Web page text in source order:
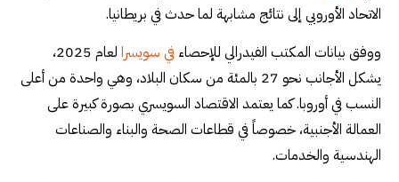
الاتحاد الأوروبي إلى نتائج مشابهة لما حدث في بريطانيا.
ووفق بيانات المكتب الفيدرالي للإحصاء في سويسرا
لعام 2025،
يشكل الأجانب نحو 27 بالمئة من سكان البلاد، وهي واحدة من أعلى
النسب في أوروبا. كما يعتمد الاقتصاد السويسري بصورة كبيرة على
العمالة الأجنبية، خصوصاً في قطاعات الصحة والبناء والصناعات
الهندسية والخدمات.